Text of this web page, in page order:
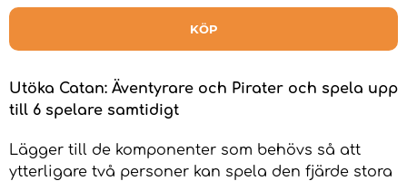
KÖP
Utöka Catan: Äventyrare och Pirater och spela upp
till 6 spelare samtidigt
Lägger till de komponenter som behövs så att
ytterligare två personer kan spela den fjärde stora